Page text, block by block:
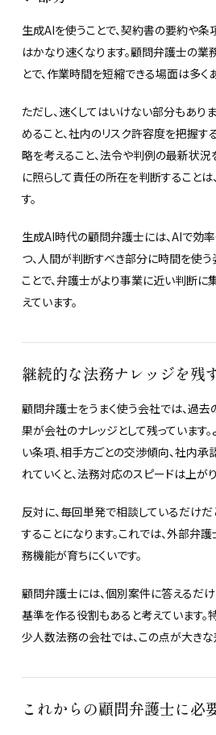
生成AIを使うことで、契約書の要約や条
はかなり速くなります。顧問弁護士の業
とで、作業時間を短縮できる場面は多く
ただし、速くしてはいけない部分もあり
めること、社内のリスク許容度を把握す
略を考えること、法令や判例の最新状況
に照らして責任の所在を判断すること
す。
生成AI時代の顧問弁護士には、AIで効
つ、人間が判断すべき部分に時間を使う
ことで、弁護士がより事業に近い判断に
えています。
継続的な法務ナレッジを残
顧問弁護士をうまく使う会社では、過
果が会社のナレッジとして残っています
い条項、相手方ごとの交渉傾向、社内
れていくと、法務対応のスピードは上がり
反対に、毎回単発で相談しているだけ
することになります。これでは、外部弁
務機能が育ちにくいです。
顧問弁護士には、個別案件に答えるだ
基準を作る役割もあると考えています。
少人数法務の会社では、この点が大きな
これからの顧問弁護士に必